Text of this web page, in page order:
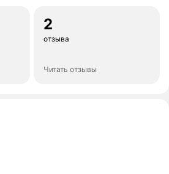
2
отзыва
Читать отзывы